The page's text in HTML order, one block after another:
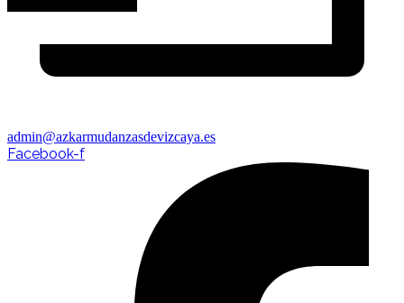
admin@azkarmudanzasdevizcaya.es
Facebook-f